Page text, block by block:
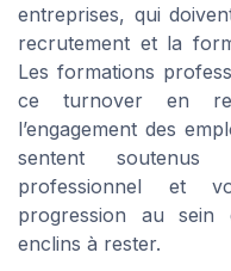
entreprises, qui
recrutement et la
Les formations
ce turnover en
l’engagement des
sentent soutenus
professionnel et
progression au
enclins à rester.